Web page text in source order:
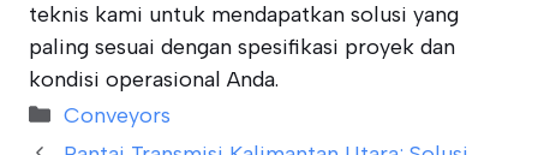
teknis kami untuk mendapatkan solusi yang
paling sesuai dengan spesifikasi proyek dan
kondisi operasional Anda.
Categories
Conveyors